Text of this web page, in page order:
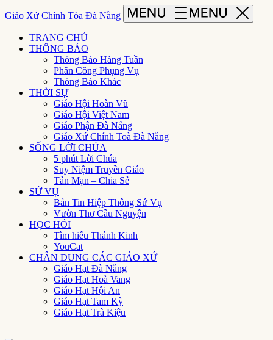
Giáo Xứ Chính Tòa Đà Nẵng
TRANG CHỦ
THÔNG BÁO
Thông Báo Hàng Tuần
Phân Công Phụng Vụ
Thông Báo Khác
THỜI SỰ
Giáo Hội Hoàn Vũ
Giáo Hội Việt Nam
Giáo Phận Đà Nẵng
Giáo Xứ Chính Toà Đà Nẵng
SỐNG LỜI CHÚA
5 phút Lời Chúa
Suy Niệm Truyền Giáo
Tản Mạn – Chia Sẻ
SỨ VỤ
Bản Tin Hiệp Thông Sứ Vụ
Vườn Thơ Cầu Nguyện
HỌC HỎI
Tìm hiểu Thánh Kinh
YouCat
CHÂN DUNG CÁC GIÁO XỨ
Giáo Hạt Đà Nẵng
Giáo Hạt Hoà Vang
Giáo Hạt Hội An
Giáo Hạt Tam Kỳ
Giáo Hạt Trà Kiệu